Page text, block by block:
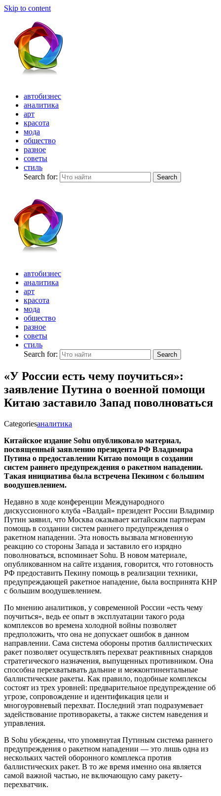
Skip to content
автобизнес
аналитика
арт
красота
мода
общество
разное
советы
стиль
Search for:
Search
автобизнес
аналитика
арт
красота
мода
общество
разное
советы
стиль
Search for:
Search
«У России есть чему поучиться»:
заявление Путина о военной помощи
Китаю заставило Запад поволноваться
Categoriesаналитика
Китайское издание Sohu опубликовало материал,
посвященный заявлению президента РФ Владимира
Путина о предоставлении Китаю помощи в создании
систем раннего предупреждения о ракетном нападении.
Такая инициатива была встречена Пекином с большим
воодушевлением.
Недавно в ходе конференции Международного
дискуссионного клуба «Валдай» президент России Владимир
Путин заявил, что Москва оказывает китайским партнерам
помощь в создании систем раннего предупреждения о
ракетном нападении. Эта новость вызвала мгновенную
реакцию со стороны Запада и заставило его изрядно
поволноваться, вспоминает Sohu. В новом материале,
опубликованном на сайте издания, говорится, что готовность
РФ предоставить Пекину помощь в реализации техники,
предупреждающей ракетное нападение, была воспринята КНР
с большим воодушевлением.
По мнению аналитиков, у современной России «есть чему
поучиться», ведь ее опыт в эксплуатации такого рода
комплексов во времена холодной войны позволяет
предположить, что она не допускает ошибок в данном
направлении. Сама система обороны против баллистических
ракет позволяет осуществлять перехват реактивных снарядов
стратегического назначения, выпущенных противником. Она
способна перехватывать дальние и межконтинентальные
баллистические ракеты. Как правило, подобные комплексы
состоят из трех уровней: предварительное предупреждение об
угрозе, сопровождение и идентификация цели и
многоуровневый перехват. Последний этап подразумевает
задействование противоракеты, а также систем наведения и
управления.
В Sohu убеждены, что упомянутая Путиным система раннего
предупреждения о ракетном нападении — это лишь одна из
нескольких частей оборонного комплекса против
баллистических ракет. В то же время именно она является
самой важной частью, не включающую саму ракету-
перехватчик.